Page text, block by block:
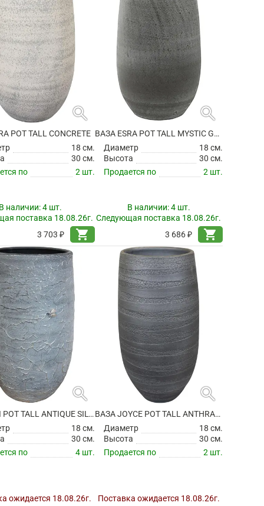
search
POT TALL CONCRETE
18 см.
30 см.
по
2 шт.
наличии:4 шт.
поставка 18.08.26г.
3 703 ₽
shopping_cart
search
ВАЗА ESRA POT TALL MYSTIC GREY
Диаметр
18 см.
Высота
30 см.
Продается по
2 шт.
В наличии:4 шт.
Следующая поставка 18.08.26г.
3 686 ₽
shopping_cart
search
ВАЗА EVI POT TALL ANTIQUE SILVER
18 см.
30 см.
по
4 шт.
ожидается 18.08.26г.
search
ВАЗА JOYCE POT TALL ANTHRACITE
Диаметр
18 см.
Высота
30 см.
Продается по
2 шт.
Поставка ожидается 18.08.26г.